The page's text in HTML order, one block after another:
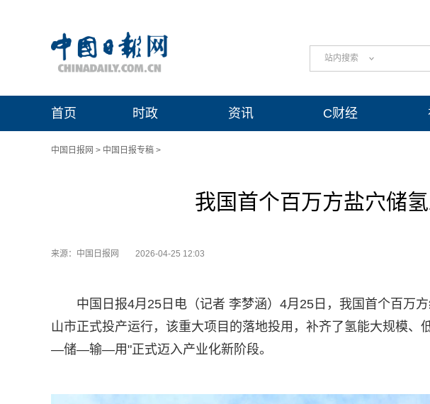
站内搜索
首页 时政 资讯 C财经
中国日报网 > 中国日报专稿 >
我国首个百万方盐穴储
来源：中国日报网 2026-04-25 12:03
中国日报4月25日电（记者 李梦涵）4月25日，我国首个百万
山市正式投产运行，该重大项目的落地投用，补齐了氢能大规模、
—储—输—用"正式迈入产业化新阶段。